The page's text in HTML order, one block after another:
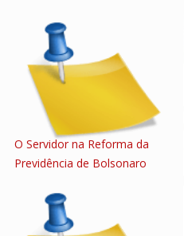
O Servidor na Reforma da
Previdência de Bolsonaro